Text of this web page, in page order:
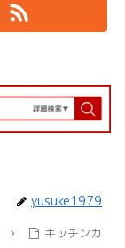
yusuke1979
キッチンカ